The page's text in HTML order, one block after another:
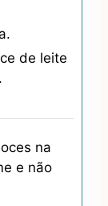
de leite
na
e não